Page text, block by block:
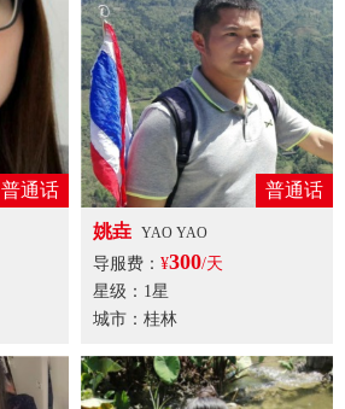
普通话
普通话
姚垚 YAO YAO
导服费： ¥300/天
星级：1星
城市：桂林